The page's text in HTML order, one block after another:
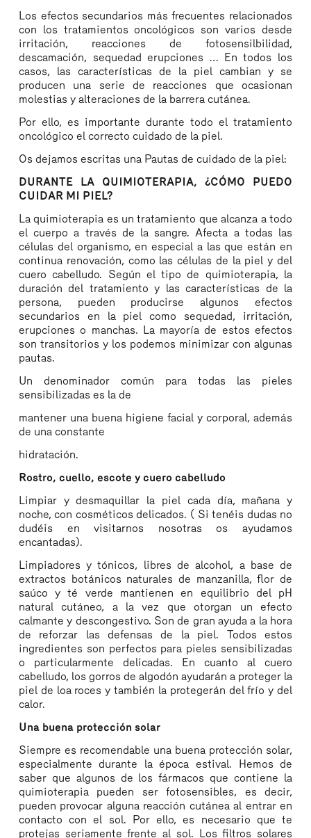
Los efectos secundarios más frecuentes relacionados
con los tratamientos oncológicos son varios desde
irritación, reacciones de fotosensilbilidad,
descamación, sequedad erupciones … En todos los
casos, las características de la piel cambian y se
producen una serie de reacciones que ocasionan
molestias y alteraciones de la barrera cutánea.
Por ello, es importante durante todo el tratamiento
oncológico el correcto cuidado de la piel.
Os dejamos escritas una Pautas de cuidado de la piel:
DURANTE LA QUIMIOTERAPIA, ¿CÓMO PUEDO
CUIDAR MI PIEL?
La quimioterapia es un tratamiento que alcanza a todo
el cuerpo a través de la sangre. Afecta a todas las
células del organismo, en especial a las que están en
continua renovación, como las células de la piel y del
cuero cabelludo. Según el tipo de quimioterapia, la
duración del tratamiento y las características de la
persona, pueden producirse algunos efectos
secundarios en la piel como sequedad, irritación,
erupciones o manchas. La mayoría de estos efectos
son transitorios y los podemos minimizar con algunas
pautas.
Un denominador común para todas las pieles
sensibilizadas es la de
mantener una buena higiene facial y corporal, además
de una constante
hidratación.
Rostro, cuello, escote y cuero cabelludo
Limpiar y desmaquillar la piel cada día, mañana y
noche, con cosméticos delicados. ( Si tenéis dudas no
dudéis en visitarnos nosotras os ayudamos
encantadas).
Limpiadores y tónicos, libres de alcohol, a base de
extractos botánicos naturales de manzanilla, flor de
saúco y té verde mantienen en equilibrio del pH
natural cutáneo, a la vez que otorgan un efecto
calmante y descongestivo. Son de gran ayuda a la hora
de reforzar las defensas de la piel. Todos estos
ingredientes son perfectos para pieles sensibilizadas
o particularmente delicadas. En cuanto al cuero
cabelludo, los gorros de algodón ayudarán a proteger la
piel de loa roces y también la protegerán del frío y del
calor.
Una buena protección solar
Siempre es recomendable una buena protección solar,
especialmente durante la época estival. Hemos de
saber que algunos de los fármacos que contiene la
quimioterapia pueden ser fotosensibles, es decir,
pueden provocar alguna reacción cutánea al entrar en
contacto con el sol. Por ello, es necesario que te
protejas seriamente frente al sol. Los filtros solares